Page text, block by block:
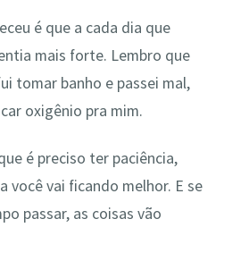
é que a cada dia que
mais forte. Lembro que
tomar banho e passei mal,
oxigênio pra mim.
é preciso ter paciência,
você vai ficando melhor. E se
passar, as coisas vão